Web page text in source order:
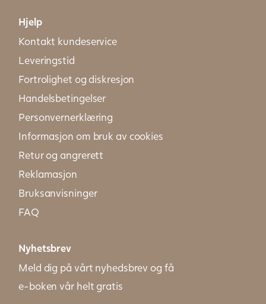
Hjelp
Kontakt kundeservice
Leveringstid
Fortrolighet og diskresjon
Handelsbetingelser
Personvernerklæring
Informasjon om bruk av cookies
Retur og angrerett
Reklamasjon
Bruksanvisninger
FAQ
Nyhetsbrev
Meld dig på vårt nyhedsbrev og få
e-boken vår helt gratis